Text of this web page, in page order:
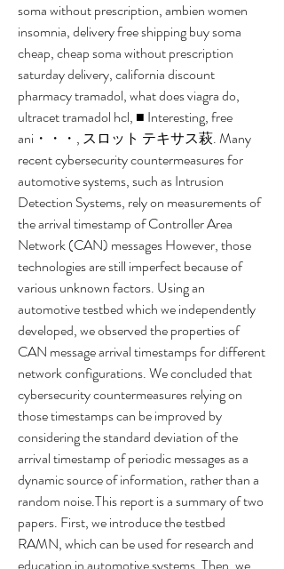
soma without prescription, ambien women
insomnia, delivery free shipping buy soma
cheap, cheap soma without prescription
saturday delivery, california discount
pharmacy tramadol, what does viagra do,
ultracet tramadol hcl, ■ Interesting, free
ani・・・, スロット テキサス萩. Many
recent cybersecurity countermeasures for
automotive systems, such as Intrusion
Detection Systems, rely on measurements of
the arrival timestamp of Controller Area
Network (CAN) messages However, those
technologies are still imperfect because of
various unknown factors. Using an
automotive testbed which we independently
developed, we observed the properties of
CAN message arrival timestamps for different
network configurations. We concluded that
cybersecurity countermeasures relying on
those timestamps can be improved by
considering the standard deviation of the
arrival timestamp of periodic messages as a
dynamic source of information, rather than a
random noise.This report is a summary of two
papers. First, we introduce the testbed
RAMN, which can be used for research and
education in automotive systems. Then, we